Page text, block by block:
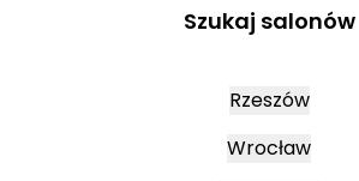
Szukaj salonów
Rzeszów
Wrocław